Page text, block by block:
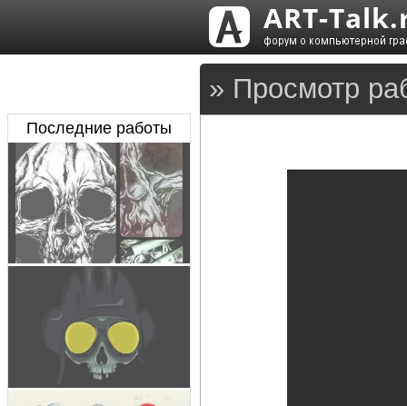
» Просмотр
Последние работы